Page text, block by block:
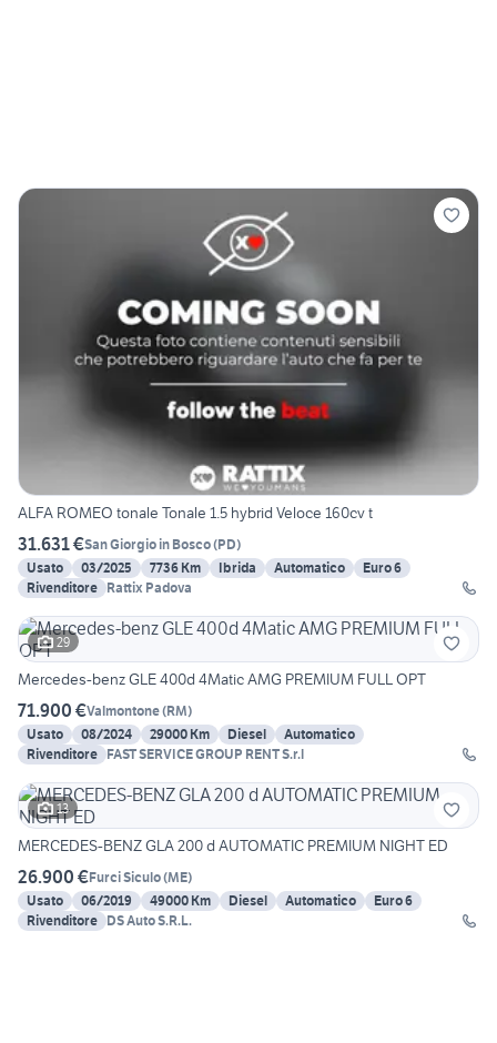
ALFA ROMEO tonale Tonale 1.5 hybrid Veloce 160cv t
31.631 €San Giorgio in Bosco(PD)
Usato
03/2025 7736 Km Ibrida Automatico
Euro 6
Rivenditore Rattix Padova
29
Mercedes-benz GLE 400d 4Matic AMG PREMIUM FULL OPT
71.900 €Valmontone(RM)
Usato
08/2024 29000 Km Diesel
Automatico
Rivenditore
FAST SERVICE GROUP RENT S.r.l
13
MERCEDES-BENZ GLA 200 d AUTOMATIC PREMIUM NIGHT ED
26.900 €Furci Siculo(ME)
Usato
06/2019 49000 Km Diesel Automatico
Euro 6
Rivenditore DS Auto S.R.L.